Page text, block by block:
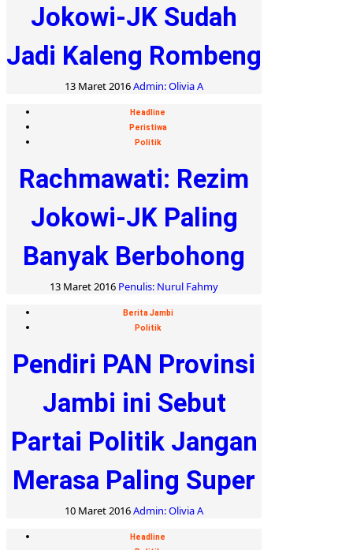
Jokowi-JK Sudah
Jadi Kaleng Rombeng
13 Maret 2016Admin: Olivia A
Headline
Peristiwa
Politik
Rachmawati: Rezim
Jokowi-JK Paling
Banyak Berbohong
13 Maret 2016 Penulis: Nurul Fahmy
Berita Jambi
Politik
Pendiri PAN Provinsi
Jambi ini Sebut
Partai Politik Jangan
Merasa Paling Super
10 Maret 2016Admin: Olivia A
Headline